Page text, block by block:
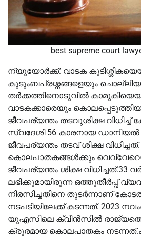
best supreme court
ന്യൂയോർക്ക്: വാടക
കുടുംബപ്രശ്നങ്ങളെയും
തർക്കത്തിനൊടുവില്‍
വാടകക്കാരെയും
ജീവപര്യന്തം തടവുശിക്ഷ
സ്വദേശി 56 കാരനായ
ജീവപര്യന്തം തടവ് ശിക്ഷ
കൊലപാതകങ്ങള്‍ക്കും
ജീവപര്യന്തം ശിക്ഷ വിധിച്ചത്.33
ലഭിക്കുമായിരുന്ന ഒത്തുതീർപ്പ്
നിരസിച്ചതിനെ തുടർന്നാണ്
നടപടിയിലേക്ക് കടന്നത്. 2023
യുഎസിലെ ക്വീൻസില്‍
ക്രൂരമായ കൊലപാതകം